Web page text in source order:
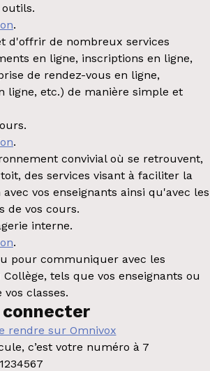
.
d'offrir de nombreux services
en ligne, inscriptions en ligne,
de rendez-vous en ligne,
ligne, etc.) de manière simple et
.
convivial où se retrouvent,
des services visant à faciliter la
vos enseignants ainsi qu'avec les
de vos cours.
interne.
.
pour communiquer avec les
tels que vos enseignants ou
classes.
connecter
rendre sur Omnivox
c’est votre numéro à 7